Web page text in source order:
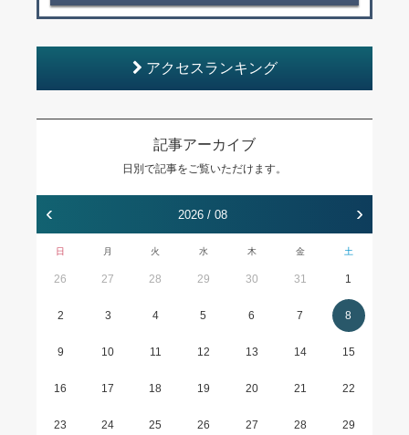
アクセスランキング
記事アーカイブ
日別で記事をご覧いただけます。
‹ 2026 / 08 ›
日 月 火 水 木 金 土
26 27 28 29 30 31 1
2 3 4 5 6 7 8
9 10 11 12 13 14 15
16 17 18 19 20 21 22
23 24 25 26 27 28 29